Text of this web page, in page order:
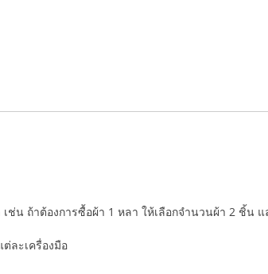
น ถ้าต้องการซื้อผ้า 1 หลา ให้เลือกจำนวนผ้า 2 ชิ้น
ละเครื่องมือ